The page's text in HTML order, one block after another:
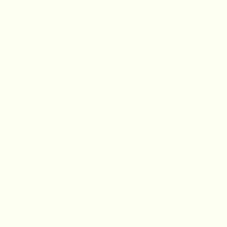
Porty postupují Tykráso a Alfasrnec